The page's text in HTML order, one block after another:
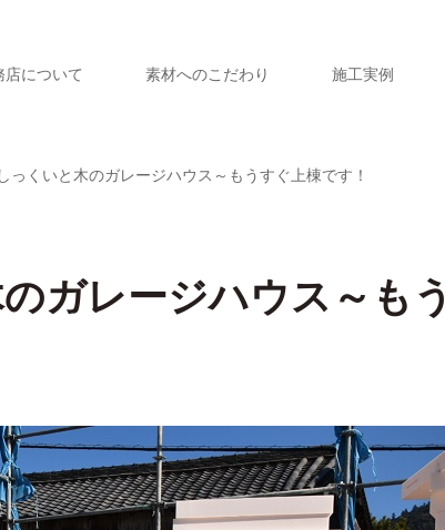
店について 素材へのこだわり 施工実例
っくいと木のガレージハウス～もうすぐ上棟です！
ガレージハウス～もう